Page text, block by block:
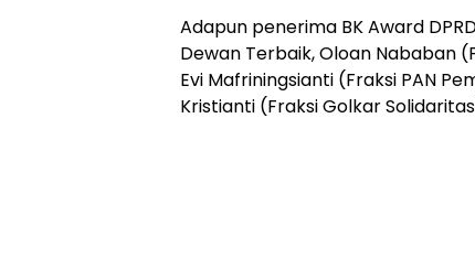
Adapun penerima BK Award
Dewan Terbaik, Oloan Nababan
Evi Mafriningsianti (Fraksi PAN
Kristianti (Fraksi Golkar